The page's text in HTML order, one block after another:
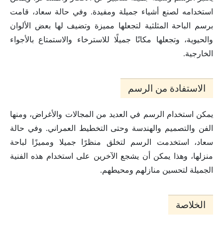
استخدامه لصنع أشياء جميلة ومفيدة. وفي حالة سعاد، قامت
برسم الباحة المثلثية لتجعلها مميزة وتضيف لها بعض الألوان
والحيوية، وتجعلها مكانًا جميلًا للاسترخاء والاستمتاع بالأجواء
الخارجية.
الاستفادة من الرسم
يمكن استخدام الرسم في العديد من المجالات والأغراض، ومنها
الفن والتصميم والهندسة وحتى التخطيط العمراني. وفي حالة
سعاد، استخدمت الرسم لتخلق منظرًا جميلا ومميزًا لباحة
منزلها، وهذا يمكن أن يشجع الآخرين على استخدام هذه الفنية
الجميلة لتحسين منازلهم ومحيطهم.
الخلاصة